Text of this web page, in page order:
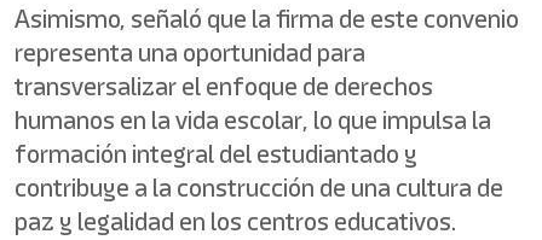
Asimismo, señaló que la firma de este convenio
representa una oportunidad para
transversalizar el enfoque de derechos
humanos en la vida escolar, lo que impulsa la
formación integral del estudiantado y
contribuye a la construcción de una cultura de
paz y legalidad en los centros educativos.